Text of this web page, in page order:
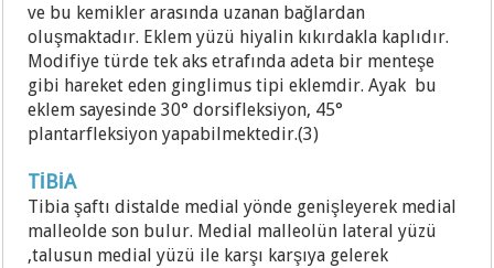
ve bu kemikler arasında uzanan bağlardan
oluşmaktadır. Eklem yüzü hiyalin kıkırdakla kaplıdır.
Modifiye türde tek aks etrafında adeta bir menteşe
gibi hareket eden ginglimus tipi eklemdir. Ayak bu
eklem sayesinde 30° dorsifleksiyon, 45°
plantarfleksiyon yapabilmektedir.(3)
TİBİA
Tibia şaftı distalde medial yönde genişleyerek medial
malleolde son bulur. Medial malleolün lateral yüzü
,talusun medial yüzü ile karşı karşıya gelerek